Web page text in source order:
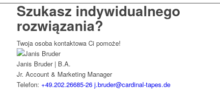
Szukasz indywidualnego
rozwiązania?
Twoja osoba kontaktowa Ci pomoże!
Janis Bruder | B.A.
Jr. Account & Marketing Manager
Telefon: +49.202.26685-26 j.bruder@cardinal-tapes.de